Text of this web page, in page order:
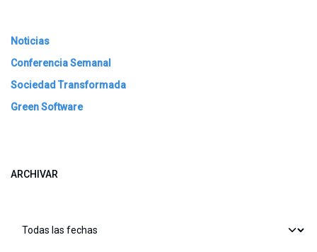
Noticias
Conferencia Semanal
Sociedad Transformada
Green Software
ARCHIVAR